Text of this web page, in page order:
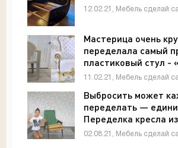
12.02.21, Мебель сделай
Мастерица очень
переделала самый
пластиковый стул -
11.02.21, Мебель сделай
Выбросить может
переделать —
Переделка кресла
«Мебель»
02.08.21, Мебель сделай